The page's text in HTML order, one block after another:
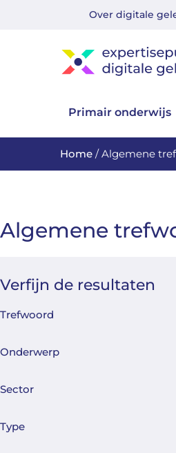
Over digitale
Primair onderwijs
Home /Algemene
Algemene
Verfijn de resultaten
Trefwoord
Onderwerp
Sector
Type